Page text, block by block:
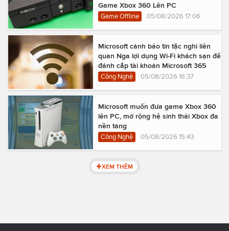
Game Xbox 360 Lên PC
Game Offline 05/08/2026 17:06
Microsoft cảnh báo tin tặc nghi liên
quan Nga lợi dụng Wi-Fi khách sạn để
đánh cắp tài khoản Microsoft 365
Công Nghệ 05/08/2026 16:37
Microsoft muốn đưa game Xbox 360
lên PC, mở rộng hệ sinh thái Xbox đa
nền tảng
Công Nghệ 05/08/2026 15:43
XEM THÊM